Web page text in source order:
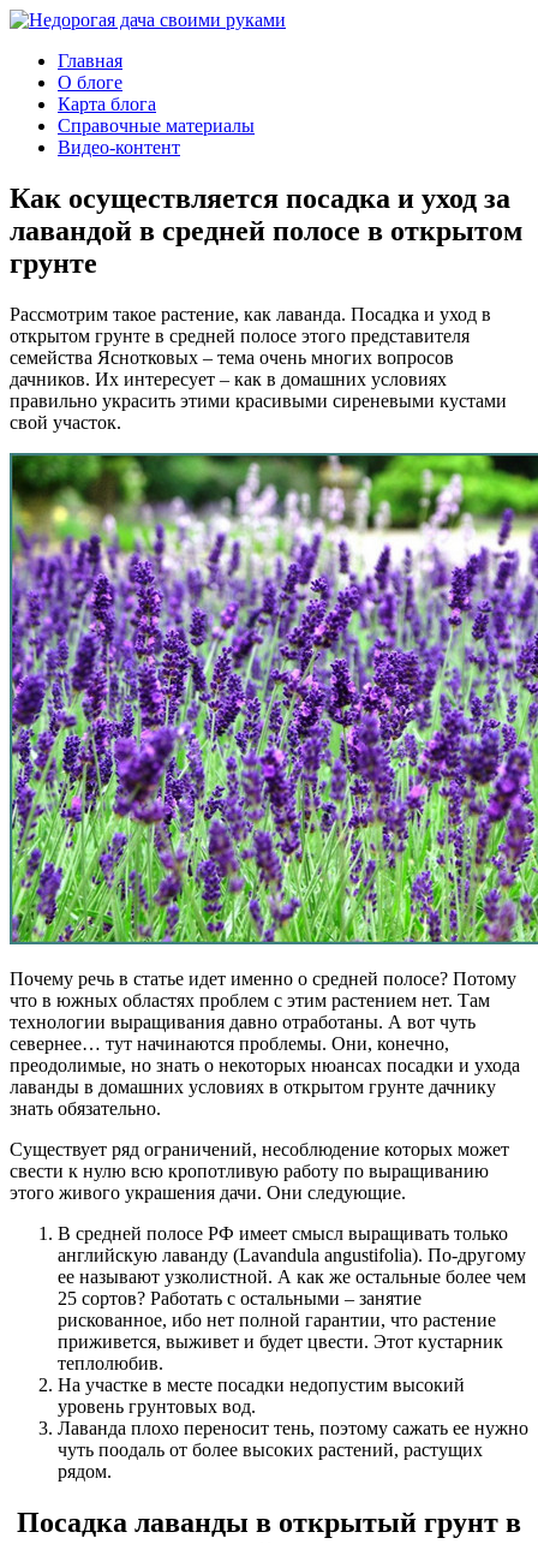
Главная
О блоге
Карта блога
Справочные материалы
Видео-контент
Как осуществляется посадка и уход за
лавандой в средней полосе в открытом
грунте
Рассмотрим такое растение, как лаванда. Посадка и уход в
открытом грунте в средней полосе этого представителя
семейства Яснотковых – тема очень многих вопросов
дачников. Их интересует – как в домашних условиях
правильно украсить этими красивыми сиреневыми кустами
свой участок.
Почему речь в статье идет именно о средней полосе? Потому
что в южных областях проблем с этим растением нет. Там
технологии выращивания давно отработаны. А вот чуть
севернее… тут начинаются проблемы. Они, конечно,
преодолимые, но знать о некоторых нюансах посадки и ухода
лаванды в домашних условиях в открытом грунте дачнику
знать обязательно.
Существует ряд ограничений, несоблюдение которых может
свести к нулю всю кропотливую работу по выращиванию
этого живого украшения дачи. Они следующие.
В средней полосе РФ имеет смысл выращивать только
английскую лаванду (Lavandula angustifolia). По-другому
ее называют узколистной. А как же остальные более чем
25 сортов? Работать с остальными – занятие
рискованное, ибо нет полной гарантии, что растение
приживется, выживет и будет цвести. Этот кустарник
теплолюбив.
На участке в месте посадки недопустим высокий
уровень грунтовых вод.
Лаванда плохо переносит тень, поэтому сажать ее нужно
чуть поодаль от более высоких растений, растущих
рядом.
Посадка лаванды в открытый грунт в